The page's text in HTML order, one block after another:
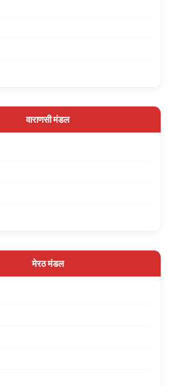
वाराणसी मंडल
मेरठ मंडल